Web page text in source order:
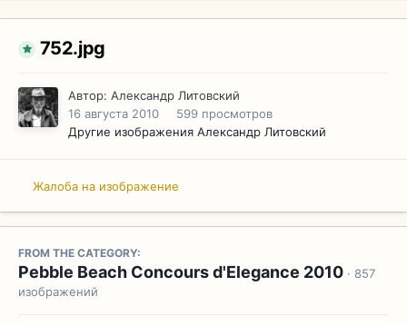
752.jpg
Автор: Александр Литовский
16 августа 2010
599 просмотров
Другие изображения Александр Литовский
Жалоба на изображение
FROM THE CATEGORY:
Pebble Beach Concours d'Elegance 2010 · 857
изображений